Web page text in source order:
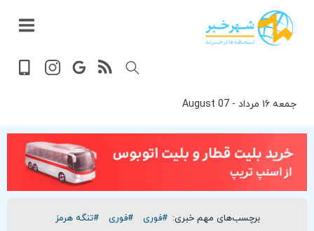
جمعه ۱۶ مرداد - 07 August
پربیننده‌ترین
آخرین
پخش
داغ
سیاسی
ورزشی
اقتصادی
حوادث
گوناگون
تصویری
سلامت
جهان
فرهنگی
ویدیویی
بازار
برچسب‌های مهم خبری: #فوری #فوری #تنگه هرمز